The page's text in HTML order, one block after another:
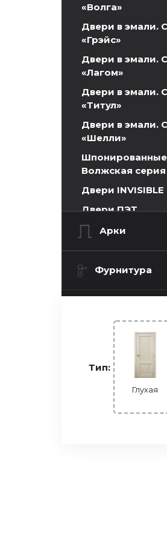
«Волга»
Двери в эмали.
«Грэйс»
Двери в эмали.
«Лагом»
Двери в эмали.
«Титул»
Двери в эмали.
«Шелли»
Волжская серия
Двери INVISIBLE
Двери ПЭТ
Двери Экошпон.
«Графика»
Графика 11
Графика 12
Двери Экошпон.
«Евро»
Двери
Арки
Фурнитура
Тип:
Глухая